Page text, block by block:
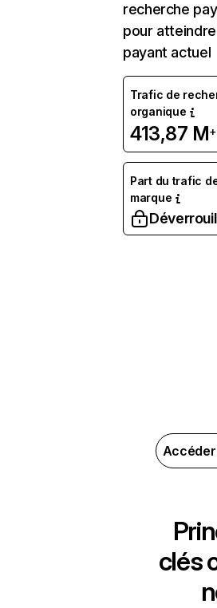
recherche
pour
payant actuel
Trafic de
organique
413,87 M
Part du trafic
marque
Accéder
clés